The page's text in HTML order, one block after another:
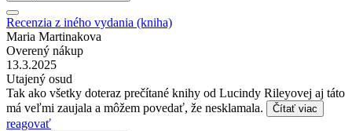
Recenzia z iného vydania (kniha)
Maria Martinakova
Overený nákup
13.3.2025
Utajený osud
Tak ako všetky doteraz prečítané knihy od Lucindy Rileyovej aj táto
má veľmi zaujala a môžem povedať, že nesklamala.
Čítať viac
reagovať